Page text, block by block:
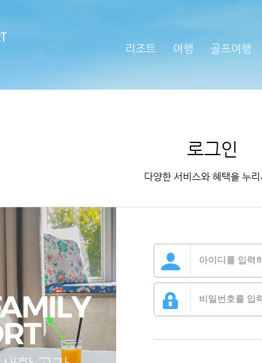
리조트 여행 골프여행
로그인
다양한 서비스와 혜택을 누